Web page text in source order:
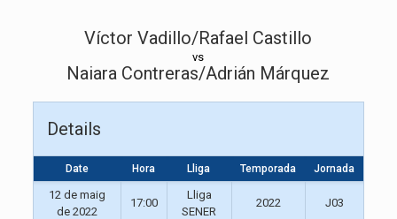
Víctor Vadillo/Rafael Castillo
vs
Naiara Contreras/Adrián Márquez
Details
Date Hora Lliga Temporada Jornada
12 de maig
de 2022
17:00
Lliga
SENER
2022 J03